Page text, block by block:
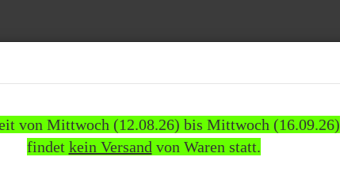
von Mittwoch (12.08.26) bis Mittwoch (16.09.26)
findet kein Versand von Waren statt.
INFOS KUNDEN
WEITERE